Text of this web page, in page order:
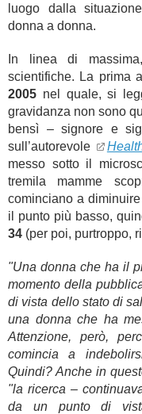
luogo dalla
donna a donna.
In linea di
scientifiche. La prima
2005 nel quale, si
gravidanza non sono
bensì – signore e
sull’autorevole
messo sotto il
tremila mamme
cominciano a
il punto più basso,
34 (per poi, purtroppo,
"Una donna che ha il
momento della
di vista dello stato di
una donna che ha
Attenzione, però,
comincia a
Quindi? Anche in
"la ricerca –
da un punto di